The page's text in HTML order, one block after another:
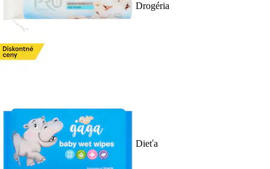
Drogéria
Dieťa